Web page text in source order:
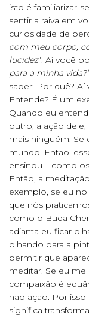
isto é familiarizar-
sentir a raiva em
curiosidade de
com meu corpo,
lucidez”. Aí você
para a minha vida?”
saber: Por quê?
Entende? É um
Quando eu
outro, a ação
mais ninguém. Se
mundo. Então,
ensinou – como
Então, a
exemplo, se eu
que nós
como o Buda
adianta eu ficar
olhando para a
permitir que
meditar. Se eu
compaixão é
não ação. Por
significa